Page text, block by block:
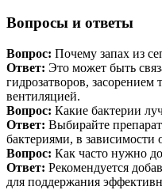
Вопросы и ответы
Вопрос: Почему запах из
Ответ: Это может быть
гидрозатворов,
вентиляцией.
Вопрос: Какие бактерии
Ответ: Выбирайте
бактериями, в зависимости
Вопрос: Как часто нужно
Ответ: Рекомендуется
для поддержания